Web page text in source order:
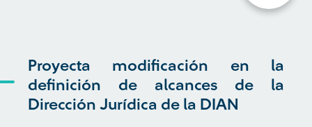
Proyecta modificación en la
definición de alcances de la
Dirección Jurídica de la DIAN